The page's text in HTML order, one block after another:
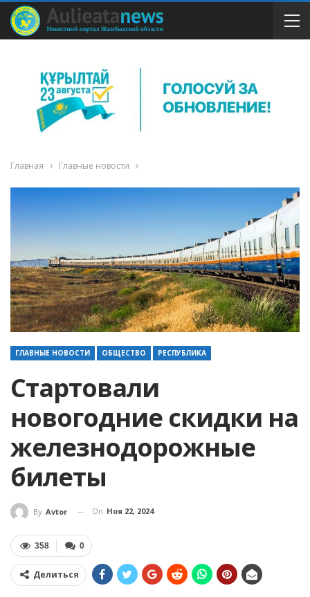
Главная Главные новости
ГЛАВНЫЕ НОВОСТИ ОБЩЕСТВО РЕСПУБЛИКА
Стартовали
новогодние скидки на
железнодорожные
билеты
By Avtor On Ноя 22, 2024
0
358
Делиться